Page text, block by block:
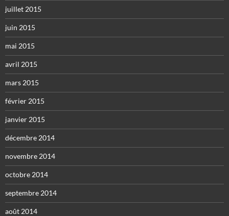
juillet 2015
juin 2015
mai 2015
avril 2015
mars 2015
février 2015
janvier 2015
décembre 2014
novembre 2014
octobre 2014
septembre 2014
août 2014